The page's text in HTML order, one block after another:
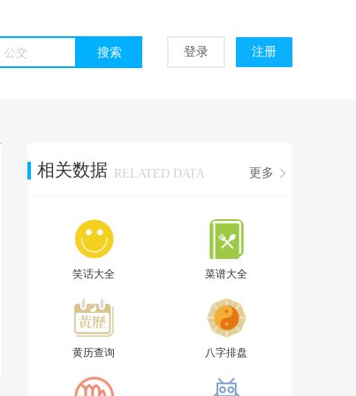
登录 注册
相关数据 RELATED DATA 更多
笑话大全 菜谱大全
黄历查询 八字排盘